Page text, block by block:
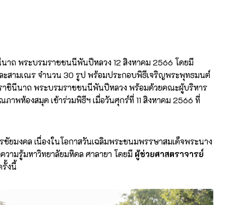
าถ พระบรมราชชนนีพันปีหลวง 12 สิงหาคม 2566 โดยมี
สามเณร จำนวน 30 รูป พร้อมประกอบพิธีเจริญพระพุทธมนต์
าชินีนาถ พระบรมราชชนนีพันปีหลวง พร้อมด้วยคณะผู้บริหาร
าพห้องสมุด เข้าร่วมพิธีฯ เมื่อวันศุกร์ที่ 11 สิงหาคม 2566 ที่
ยมงคล เนื่องในโอกาสวันเฉลิมพระชนมพรรษาสมเด็จพระนาง
ามรู้มหาวิทยาลัยมหิดล ศาลายา โดยมี ผู้ช่วยศาสตราจารย์
รั้งนี้